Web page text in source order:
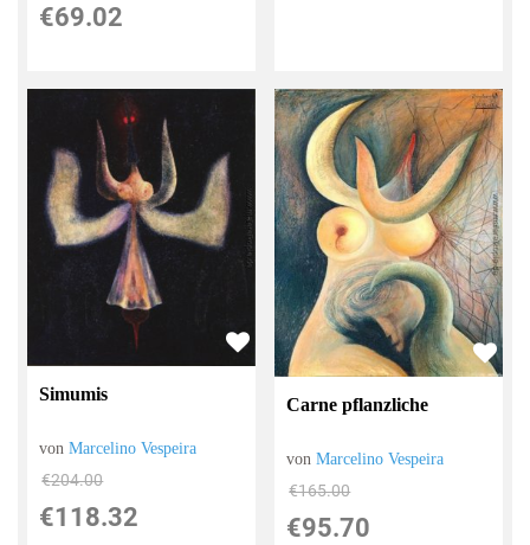
€69.02
Simumis
vonMarcelino Vespeira
€204.00
€118.32
Carne pflanzliche
vonMarcelino Vespeira
€165.00
€95.70